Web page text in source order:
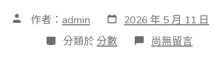
文 作者： admin 發
表
日
期
2026 年 5 月 11 日
分
類
分類於 分數 在
〈4680
尚無留言